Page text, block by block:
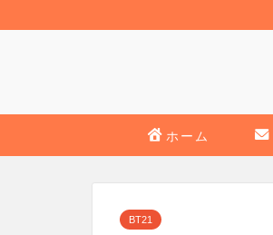
ホーム
BT21